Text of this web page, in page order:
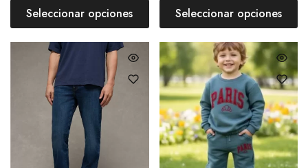
Seleccionar opciones Seleccionar opciones